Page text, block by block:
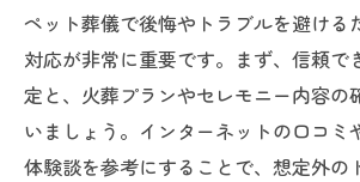
ペット葬儀で後悔やトラブルを避ける
対応が非常に重要です。まず、信頼で
定と、火葬プランやセレモニー内容の
いましょう。インターネットの口コミ
体験談を参考にすることで、想定外の